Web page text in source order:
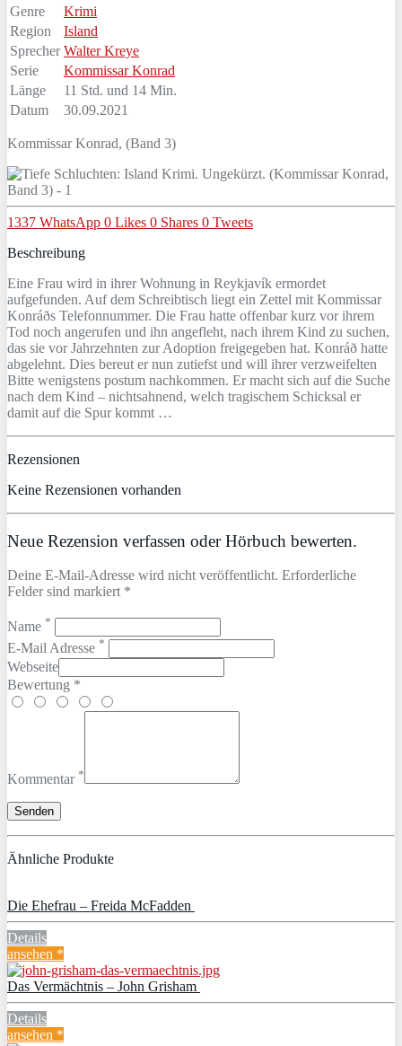
Genre
Krimi
Region
Island
Sprecher Walter Kreye
Serie
Kommissar Konrad
Länge
11 Std. und 14 Min.
Datum
30.09.2021
Kommissar Konrad, (Band 3)
1337 WhatsApp 0 Likes 0 Shares 0 Tweets
Beschreibung
Eine Frau wird in ihrer Wohnung in Reykjavík ermordet
aufgefunden. Auf dem Schreibtisch liegt ein Zettel mit Kommissar
Konráðs Telefonnummer. Die Frau hatte offenbar kurz vor ihrem
Tod noch angerufen und ihn angefleht, nach ihrem Kind zu suchen,
das sie vor Jahrzehnten zur Adoption freigegeben hat. Konráð hatte
abgelehnt. Dies bereut er nun zutiefst und will ihrer verzweifelten
Bitte wenigstens postum nachkommen. Er macht sich auf die Suche
nach dem Kind – nichtsahnend, welch tragischem Schicksal er
damit auf die Spur kommt …
Rezensionen
Keine Rezensionen vorhanden
Neue Rezension verfassen oder Hörbuch bewerten.
Deine E-Mail-Adresse wird nicht veröffentlicht. Erforderliche
Felder sind markiert *
Name *
E-Mail Adresse *
Webseite
Bewertung *
Kommentar *
Ähnliche Produkte
Die Ehefrau – Freida McFadden
Details
ansehen *
Das Vermächtnis – John Grisham
Details
ansehen *